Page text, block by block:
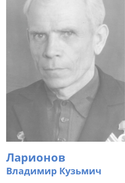
Ларионов
Владимир Кузьмич